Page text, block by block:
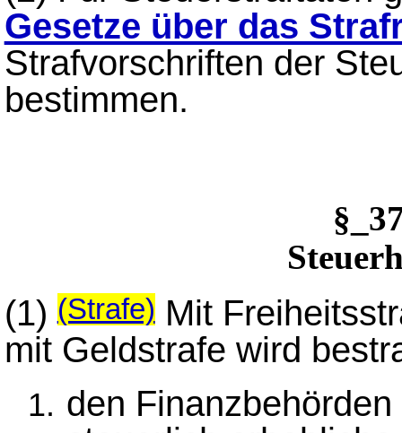
Gesetze über das
Strafvorschriften der
bestimmen.
(1)(Strafe) Mit
mit Geldstrafe wird
den